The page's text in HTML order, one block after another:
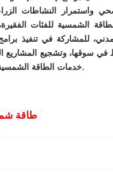
النشاطات
الشمسية للفئات
للمشاركة في تنفيذ
في سوقها، وتشجيع المشاريع
خدمات الطاقة الشمسية في مجال التصنيع.
طاقة